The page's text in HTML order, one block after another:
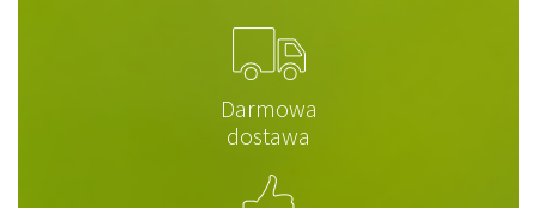
Darmowa
dostawa